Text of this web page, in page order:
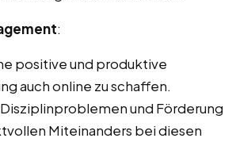
:
positive und produktive
auch online zu schaffen.
und Förderung
Miteinanders bei diesen